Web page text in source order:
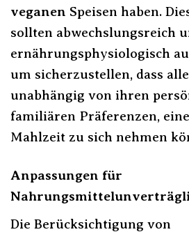
veganen Speisen haben.
sollten abwechslungsreich
ernährungsphysiologisch
um sicherzustellen, dass
unabhängig von ihren
familiären Präferenzen,
Mahlzeit zu sich nehmen
Anpassungen für
Die Berücksichtigung von